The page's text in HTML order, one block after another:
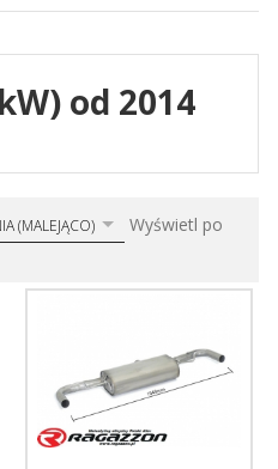
od 2014
(MALEJĄCO) Wyświetl po